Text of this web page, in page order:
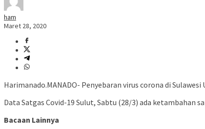
ham
Maret 28, 2020
Harimanado.MANADO- Penyebaran virus corona di
Data Satgas Covid-19 Sulut, Sabtu (28/3) ada ketambahan
Bacaan Lainnya